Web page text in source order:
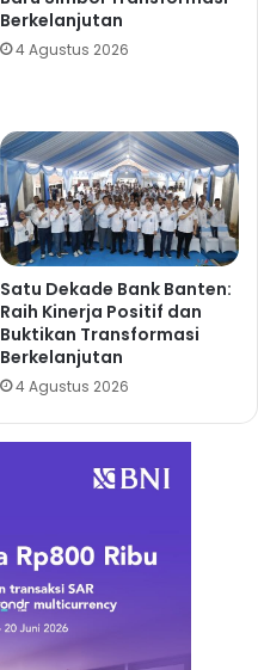
Berkelanjutan
4 Agustus 2026
Satu Dekade Bank Banten:
Raih Kinerja Positif dan
Buktikan Transformasi
Berkelanjutan
4 Agustus 2026